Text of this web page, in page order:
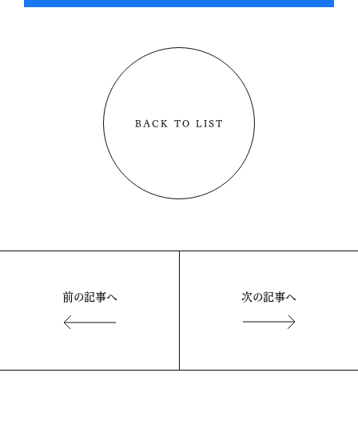
BACK TO LIST
前の記事へ 次の記事へ